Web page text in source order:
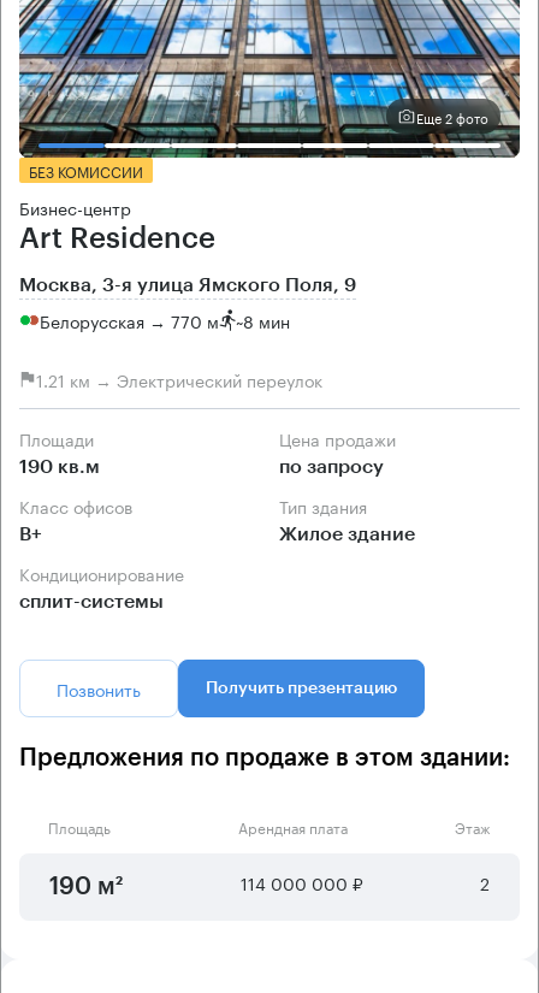
Еще 2 фото
БЕЗ КОМИССИИ
Бизнес-центр
Art Residence
Москва, 3-я улица Ямского Поля, 9
Белорусская → 770 м ~8 мин
1.21 км → Электрический переулок
Площади
190 кв.м
Цена продажи
по запросу
Класс офисов
B+
Тип здания
Жилое здание
Кондиционирование
сплит-системы
Позвонить Получить презентацию
Предложения по продаже в этом здании:
Площадь Арендная плата Этаж
190 м² 114 000 000 ₽ 2